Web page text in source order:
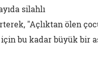
silahlı
"Açlıktan ölen
bu kadar büyük bir